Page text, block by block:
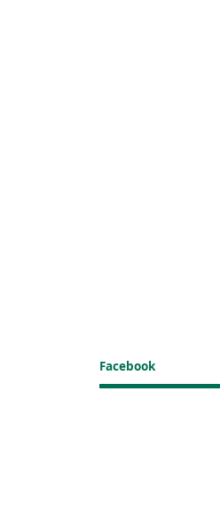
Facebook